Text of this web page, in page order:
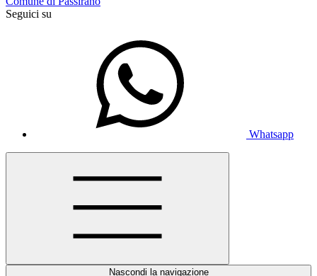
Seguici su
Whatsapp
Nascondi la navigazione